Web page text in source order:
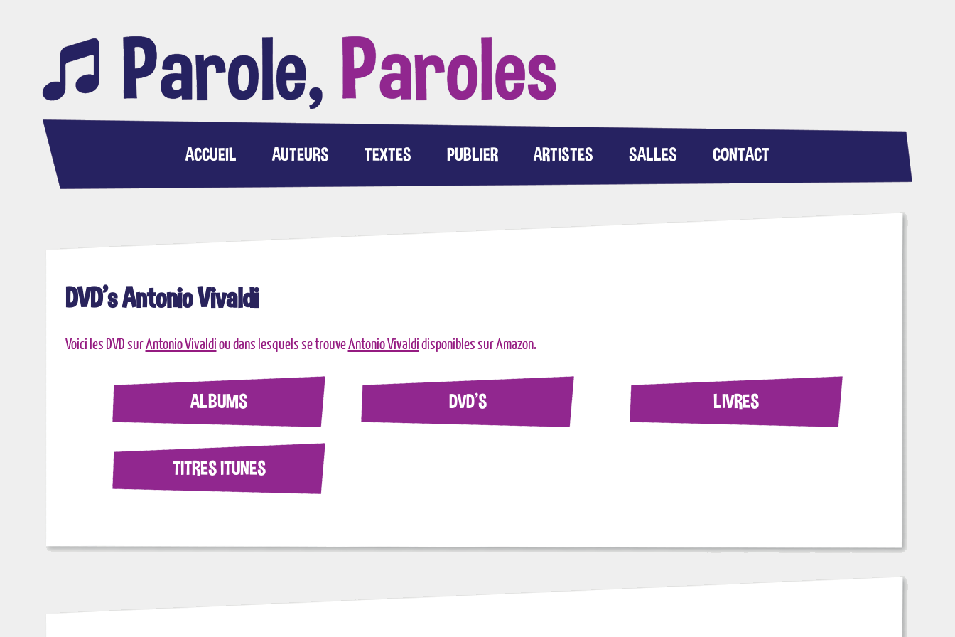
ACCUEIL AUTEURS TEXTES PUBLIER ARTISTES SALLES CONTACT
DVD's Antonio Vivaldi
Voici les DVD surAntonio Vivaldi ou dans lesquels se trouveAntonio Vivaldi disponibles sur Amazon.
ALBUMS DVD'S LIVRES
TITRES ITUNES